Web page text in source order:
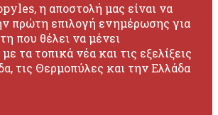
η αποστολή μας είναι να
πρώτη επιλογή ενημέρωσης για
που θέλει να μένει
τα τοπικά νέα και τις εξελίξεις
τις Θερμοπύλες και την Ελλάδα